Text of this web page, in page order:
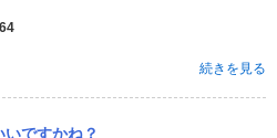
64
続きを見る
ですかね？